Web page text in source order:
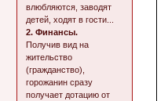
влюбляются, заводят
детей, ходят в гости...
2. Финансы.
Получив вид на
жительство
(гражданство),
горожанин сразу
получает дотацию от